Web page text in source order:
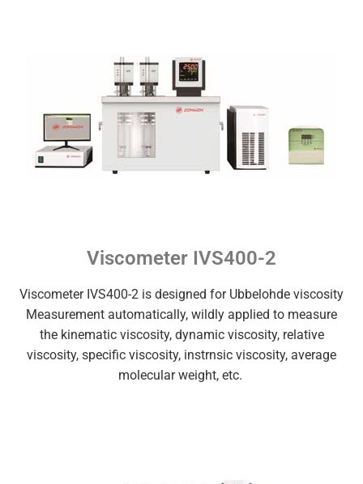
Viscometer IVS400-2
Viscometer IVS400-2 is designed for Ubbelohde viscosity
Measurement automatically, wildly applied to measure
the kinematic viscosity, dynamic viscosity, relative
viscosity, specific viscosity, instrnsic viscosity, average
molecular weight, etc.